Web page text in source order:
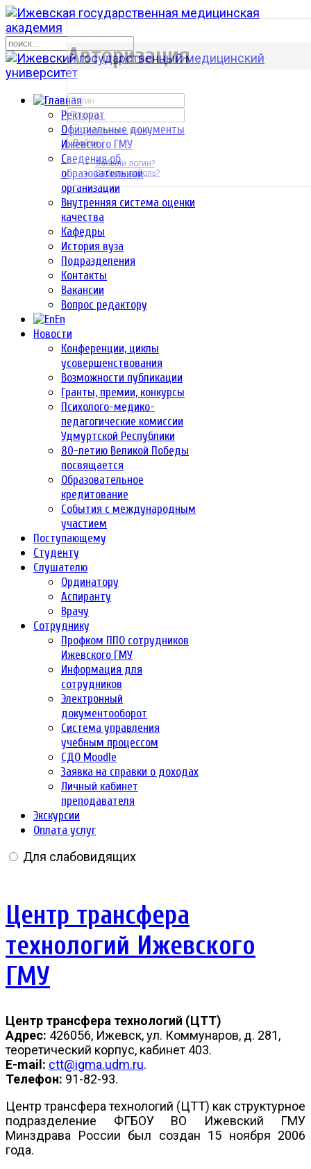
Ректорат
Официальные документы
Ижевского ГМУ
Сведения об
образовательной
организации
Внутренняя система оценки
качества
Кафедры
История вуза
Подразделения
Контакты
Вакансии
Вопрос редактору
En
Новости
Конференции, циклы
усовершенствования
Возможности публикации
Гранты, премии, конкурсы
Психолого-медико-
педагогические комиссии
Удмуртской Республики
80-летию Великой Победы
посвящается
Образовательное
кредитование
События с международным
участием
Поступающему
Студенту
Слушателю
Ординатору
Аспиранту
Врачу
Сотруднику
Профком ППО сотрудников
Ижевского ГМУ
Информация для
сотрудников
Электронный
документооборот
Система управления
учебным процессом
СДО Moodle
Заявка на справки о доходах
Личный кабинет
преподавателя
Экскурсии
Оплата услуг
Для слабовидящих
Центр трансфера
технологий Ижевского
ГМУ
Центр трансфера технологий (ЦТТ)
Адрес: 426056, Ижевск, ул. Коммунаров, д. 281,
теоретический корпус, кабинет 403.
E-mail: ctt@igma.udm.ru.
Телефон: 91-82-93.
Центр трансфера технологий (ЦТТ) как структурное
подразделение ФГБОУ ВО Ижевский ГМУ
Минздрава России был создан 15 ноября 2006
года.
р
Авторизация
Запомнить меня
Войти
Забыли логин?
Забыли пароль?